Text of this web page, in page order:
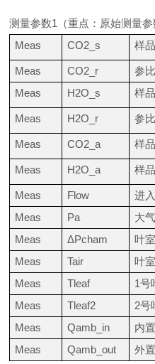
测量参数1
（重点：原始测量
Meas
CO2_s 样
Meas CO2_r 参
Meas
H2O_s 样
Meas H2O_r 参
Meas CO2_a 样
Meas H2O_a 样
Meas Flow
进
Meas
Pa
大
Meas
ΔPcham
叶
Meas
Tair
叶
Meas
Tleaf 1号
Meas
Tleaf2 2号
Meas
Qamb_in
内
Meas
Qamb_out 外